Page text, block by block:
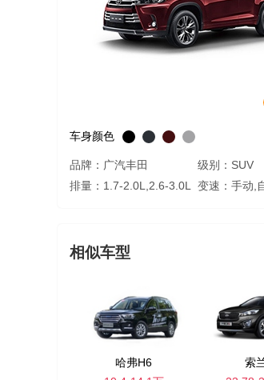
车身颜色
品牌：广汽丰田
级别：SUV
排量：1.7-2.0L,2.6-3.0L
变速：手动,
相似车型
哈弗H6
索